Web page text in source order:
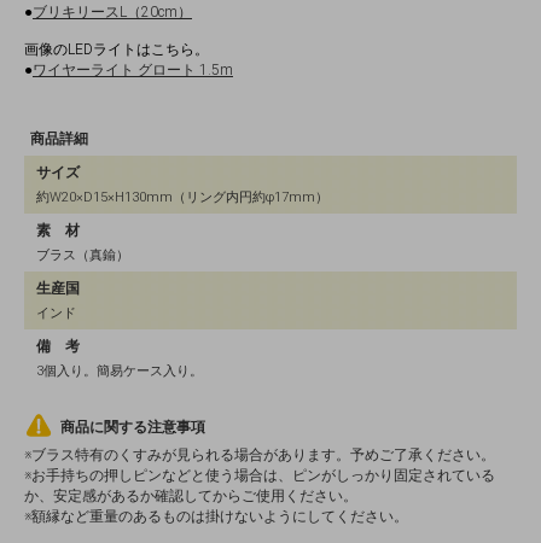
●ブリキリースL（20cm）
画像のLEDライトはこちら。
●ワイヤーライト グロート 1.5m
商品詳細
サイズ
約W20×D15×H130mm（リング内円約φ17mm）
素 材
ブラス（真鍮）
生産国
インド
備 考
3個入り。簡易ケース入り。
商品に関する注意事項
※ブラス特有のくすみが見られる場合があります。予めご了承ください。
※お手持ちの押しピンなどと使う場合は、ピンがしっかり固定されている
か、安定感があるか確認してからご使用ください。
※額縁など重量のあるものは掛けないようにしてください。